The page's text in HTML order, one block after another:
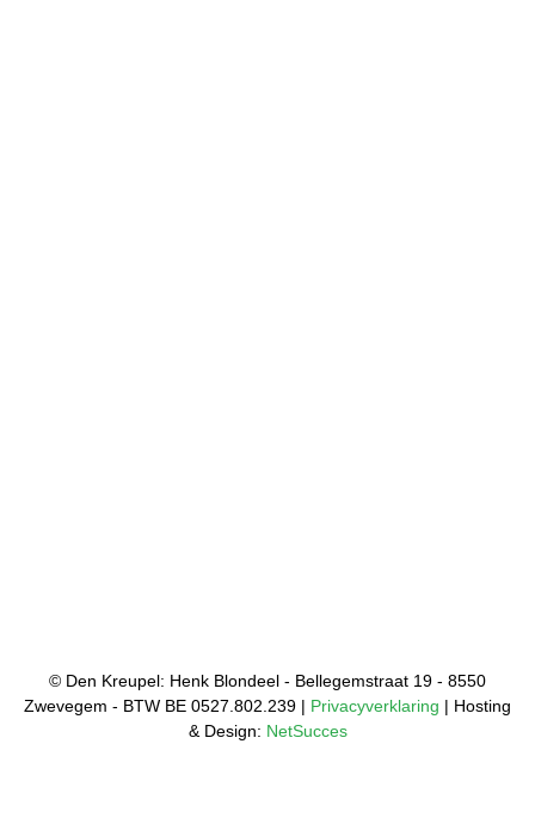
© Den Kreupel: Henk Blondeel - Bellegemstraat 19 - 8550
Zwevegem - BTW BE 0527.802.239 | Privacyverklaring | Hosting
& Design: NetSucces